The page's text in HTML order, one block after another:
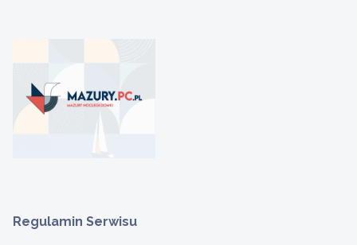
Regulamin Serwisu